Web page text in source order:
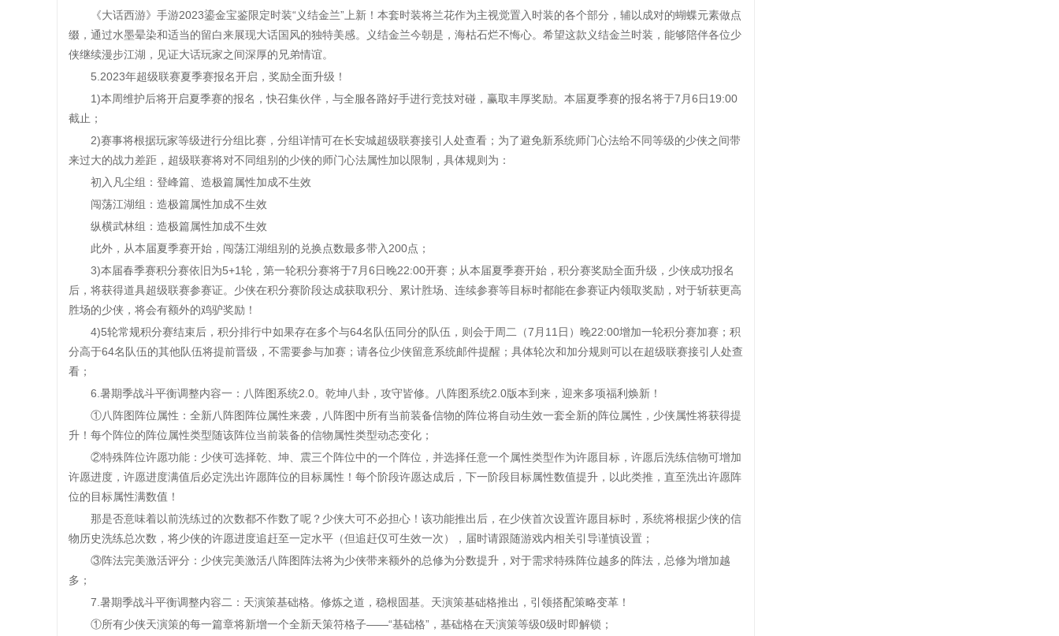
《大话西游》手游2023鎏金宝鉴限定时装“义结金兰”上新！本套时装将兰花作为主视觉置入时装的各个部分，辅以成对的蝴蝶元素做点
缀，通过水墨晕染和适当的留白来展现大话国风的独特美感。义结金兰今朝是，海枯石烂不悔心。希望这款义结金兰时装，能够陪伴各位少
侠继续漫步江湖，见证大话玩家之间深厚的兄弟情谊。
5.2023年超级联赛夏季赛报名开启，奖励全面升级！
1)本周维护后将开启夏季赛的报名，快召集伙伴，与全服各路好手进行竞技对碰，赢取丰厚奖励。本届夏季赛的报名将于7月6日19:00
截止；
2)赛事将根据玩家等级进行分组比赛，分组详情可在长安城超级联赛接引人处查看；为了避免新系统师门心法给不同等级的少侠之间带
来过大的战力差距，超级联赛将对不同组别的少侠的师门心法属性加以限制，具体规则为：
初入凡尘组：登峰篇、造极篇属性加成不生效
闯荡江湖组：造极篇属性加成不生效
纵横武林组：造极篇属性加成不生效
此外，从本届夏季赛开始，闯荡江湖组别的兑换点数最多带入200点；
3)本届春季赛积分赛依旧为5+1轮，第一轮积分赛将于7月6日晚22:00开赛；从本届夏季赛开始，积分赛奖励全面升级，少侠成功报名
后，将获得道具超级联赛参赛证。少侠在积分赛阶段达成获取积分、累计胜场、连续参赛等目标时都能在参赛证内领取奖励，对于斩获更高
胜场的少侠，将会有额外的鸡驴奖励！
4)5轮常规积分赛结束后，积分排行中如果存在多个与64名队伍同分的队伍，则会于周二（7月11日）晚22:00增加一轮积分赛加赛；积
分高于64名队伍的其他队伍将提前晋级，不需要参与加赛；请各位少侠留意系统邮件提醒；具体轮次和加分规则可以在超级联赛接引人处查
看；
6.暑期季战斗平衡调整内容一：八阵图系统2.0。乾坤八卦，攻守皆修。八阵图系统2.0版本到来，迎来多项福利焕新！
①八阵图阵位属性：全新八阵图阵位属性来袭，八阵图中所有当前装备信物的阵位将自动生效一套全新的阵位属性，少侠属性将获得提
升！每个阵位的阵位属性类型随该阵位当前装备的信物属性类型动态变化；
②特殊阵位许愿功能：少侠可选择乾、坤、震三个阵位中的一个阵位，并选择任意一个属性类型作为许愿目标，许愿后洗练信物可增加
许愿进度，许愿进度满值后必定洗出许愿阵位的目标属性！每个阶段许愿达成后，下一阶段目标属性数值提升，以此类推，直至洗出许愿阵
位的目标属性满数值！
那是否意味着以前洗练过的次数都不作数了呢？少侠大可不必担心！该功能推出后，在少侠首次设置许愿目标时，系统将根据少侠的信
物历史洗练总次数，将少侠的许愿进度追赶至一定水平（但追赶仅可生效一次），届时请跟随游戏内相关引导谨慎设置；
③阵法完美激活评分：少侠完美激活八阵图阵法将为少侠带来额外的总修为分数提升，对于需求特殊阵位越多的阵法，总修为增加越
多；
7.暑期季战斗平衡调整内容二：天演策基础格。修炼之道，稳根固基。天演策基础格推出，引领搭配策略变革！
①所有少侠天演策的每一篇章将新增一个全新天策符格子——“基础格”，基础格在天演策等级0级时即解锁；